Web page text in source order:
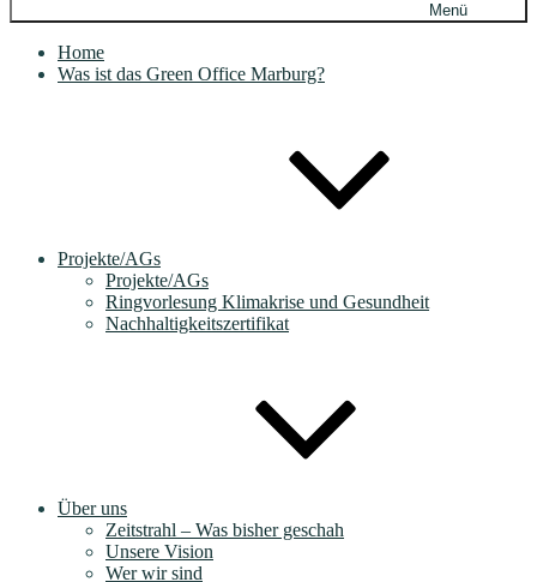
Menü
Home
Was ist das Green Office Marburg?
Projekte/AGs
Projekte/AGs
Ringvorlesung Klimakrise und Gesundheit
Nachhaltigkeitszertifikat
Über uns
Zeitstrahl – Was bisher geschah
Unsere Vision
Wer wir sind